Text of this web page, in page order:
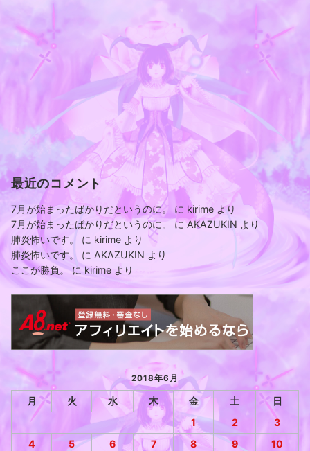
最近のコメント
7月が始まったばかりだというのに。 に kirime より
7月が始まったばかりだというのに。
にAKAZUKIN より
肺炎怖いです。
に kirime より
肺炎怖いです。
に AKAZUKIN より
ここが勝負。に kirime より
2018年6月
月 火 水 木 金 土
日
1
2
3
4
5 6 7 8 9
10